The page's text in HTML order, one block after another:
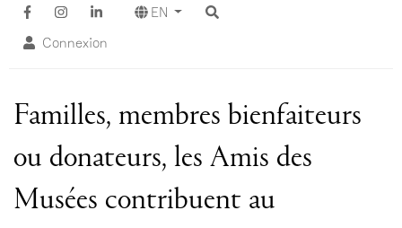
EN
Connexion
Familles, membres bienfaiteurs
ou donateurs, les Amis des
Musées contribuent au